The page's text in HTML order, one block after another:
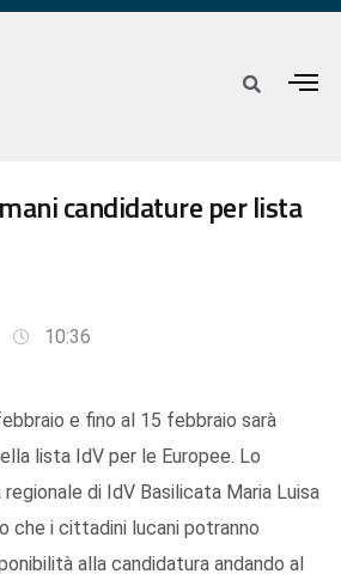
candidature per lista
10:36
e fino al 15 febbraio sarà
lista IdV per le Europee. Lo
di IdV Basilicata Maria Luisa
che i cittadini lucani potranno
alla candidatura andando al